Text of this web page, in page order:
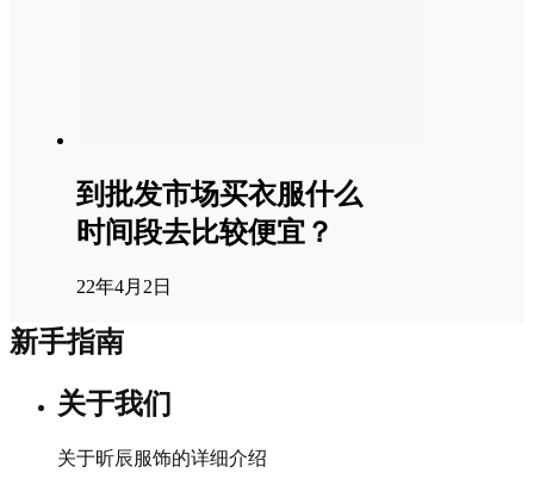
到批发市场买衣服什么
时间段去比较便宜？
22年4月2日
新手指南
关于我们
关于昕辰服饰的详细介绍